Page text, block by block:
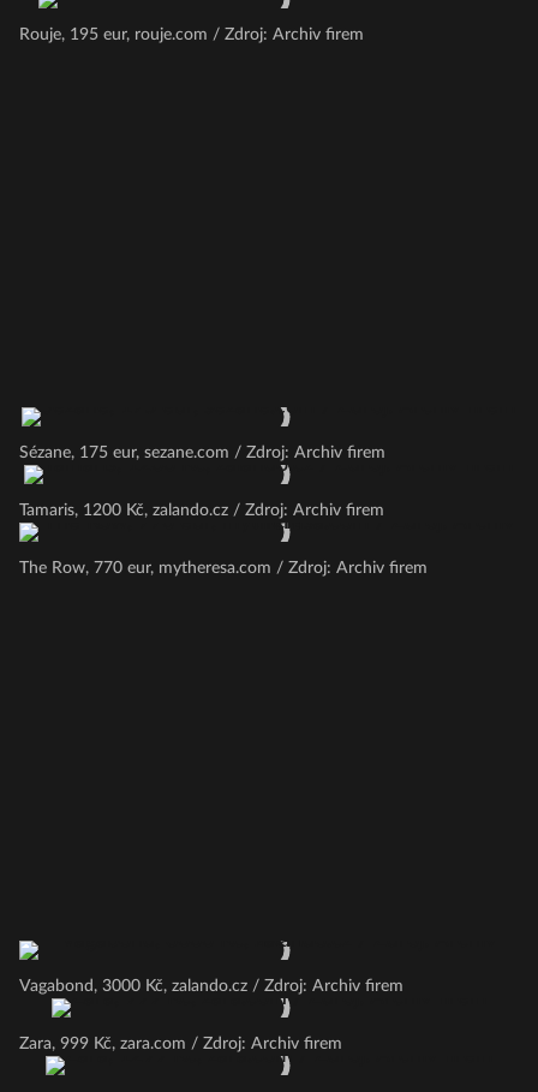
Rouje, 195 eur, rouje.com / Zdroj: Archiv firem
Sézane, 175 eur, sezane.com / Zdroj: Archiv firem
Tamaris, 1200 Kč, zalando.cz / Zdroj: Archiv firem
The Row, 770 eur, mytheresa.com / Zdroj: Archiv firem
Vagabond, 3000 Kč, zalando.cz / Zdroj: Archiv firem
Zara, 999 Kč, zara.com / Zdroj: Archiv firem